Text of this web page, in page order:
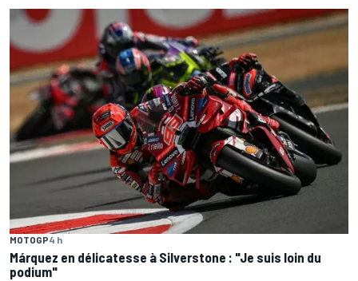
MOTOGP4 h
Márquez en délicatesse à Silverstone : "Je suis loin du
podium"